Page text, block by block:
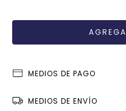
MEDIOS DE PAGO
MEDIOS DE ENVÍO